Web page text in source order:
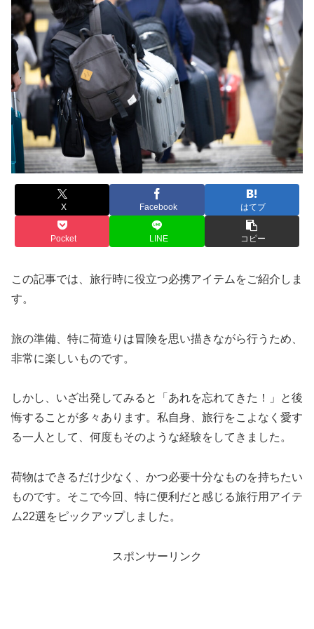
X Facebook はてブ
Pocket LINE コピー
この記事では、旅行時に役立つ必携アイテムをご紹介しま
す。
旅の準備、特に荷造りは冒険を思い描きながら行うため、
非常に楽しいものです。
しかし、いざ出発してみると「あれを忘れてきた！」と後
悔することが多々あります。私自身、旅行をこよなく愛す
る一人として、何度もそのような経験をしてきました。
荷物はできるだけ少なく、かつ必要十分なものを持ちたい
ものです。そこで今回、特に便利だと感じる旅行用アイテ
ム22選をピックアップしました。
スポンサーリンク